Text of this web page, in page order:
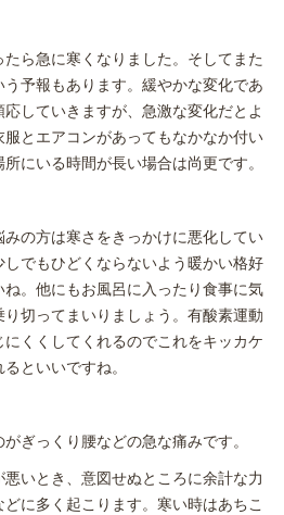
ら急に寒くなりました。そしてまた
予報もあります。緩やかな変化であ
していきますが、急激な変化だとよ
とエアコンがあってもなかなか付い
にいる時間が長い場合は尚更です。
の方は寒さをきっかけに悪化してい
でもひどくならないよう暖かい格好
。他にもお風呂に入ったり食事に気
切ってまいりましょう。有酸素運動
くくしてくれるのでこれをキッカケ
といいですね。
ぎっくり腰などの急な痛みです。
いとき、意図せぬところに余計な力
に多く起こります。寒い時はあちこ